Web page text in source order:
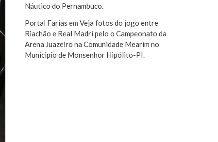
Náutico do Pernambuco.
Portal Farias em Veja fotos do jogo entre
Riachão e Real Madri pelo o Campeonato da
Arena Juazeiro na Comunidade Mearim no
Municipio de Monsenhor Hipólito-PI.